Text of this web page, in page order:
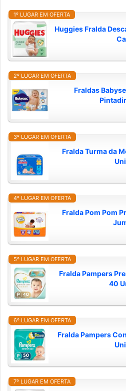
1º LUGAR EM OFERTA
Huggies Fralda
2º LUGAR EM OFERTA
Fraldas
3º LUGAR EM OFERTA
Fralda Turma da
4º LUGAR EM OFERTA
Fralda Pom Pom
5º LUGAR EM OFERTA
Fralda Pampers
40
6º LUGAR EM OFERTA
Fralda Pampers
7º LUGAR EM OFERTA